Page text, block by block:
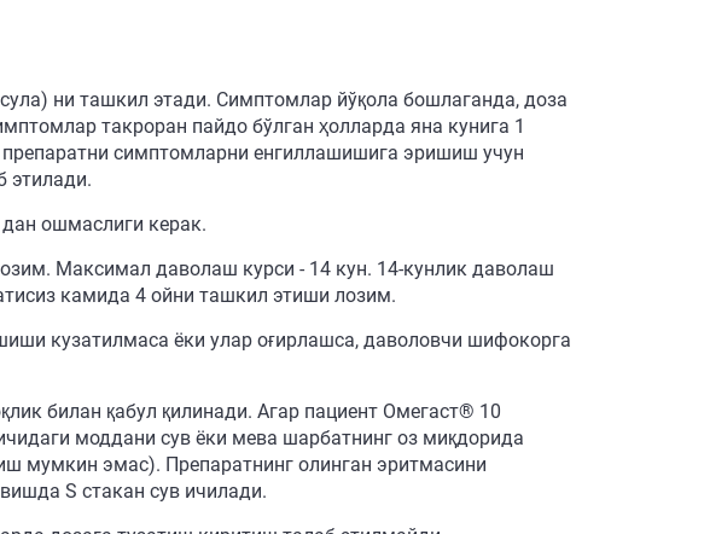
ни ташкил этади. Симптомлар йўқола бошлаганда, доза
такроран пайдо бўлган ҳолларда яна кунига 1
симптомларни енгиллашишига эришиш учун
этилади.
ошмаслиги керак.
Максимал даволаш курси - 14 кун. 14-кунлик даволаш
камида 4 ойни ташкил этиши лозим.
кузатилмаса ёки улар оғирлашса, даволовчи шифокорга
билан қабул қилинади. Агар пациент Омегаст® 10
моддани сув ёки мева шарбатнинг оз миқдорида
мумкин эмас). Препаратнинг олинган эритмасини
Ѕ стакан сув ичилади.